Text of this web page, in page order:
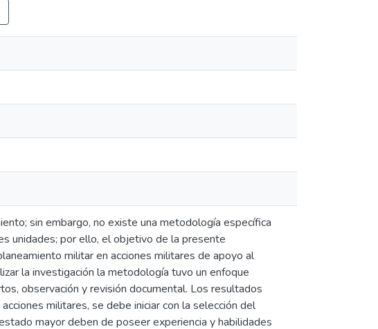
sin embargo, no existe una metodología específica
unidades; por ello, el objetivo de la presente
militar en acciones militares de apoyo al
la investigación la metodología tuvo un enfoque
observación y revisión documental. Los resultados
militares, se debe iniciar con la selección del
mayor deben de poseer experiencia y habilidades